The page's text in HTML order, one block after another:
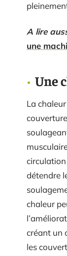
A lire
une
Une
La
détendre
chaleur
créant un
les